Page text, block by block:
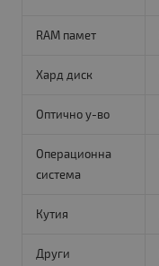
RAM памет
Хард диск
Оптично у-во
Операционна
система
Кутия
Други